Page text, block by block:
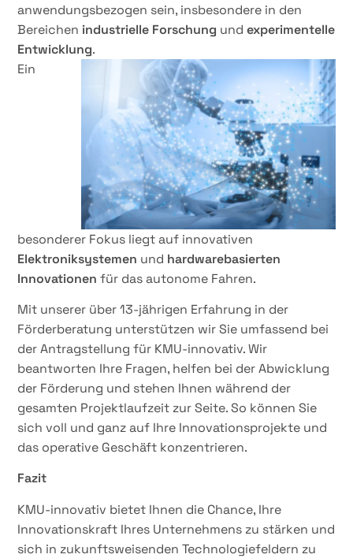
anwendungsbezogen sein, insbesondere in den
Bereichen industrielle Forschung undexperimentelle
Entwicklung.
Ein
besonderer Fokus liegt auf innovativen
Elektroniksystemen und hardwarebasierten
Innovationen für das autonome Fahren.
Mit unserer über 13-jährigen Erfahrung in der
Förderberatung unterstützen wir Sie umfassend bei
der Antragstellung für KMU-innovativ. Wir
beantworten Ihre Fragen, helfen bei der Abwicklung
der Förderung und stehen Ihnen während der
gesamten Projektlaufzeit zur Seite. So können Sie
sich voll und ganz auf Ihre Innovationsprojekte und
das operative Geschäft konzentrieren.
Fazit
KMU-innovativ bietet Ihnen die Chance, Ihre
Innovationskraft Ihres Unternehmens zu stärken und
sich in zukunftsweisenden Technologiefeldern zu